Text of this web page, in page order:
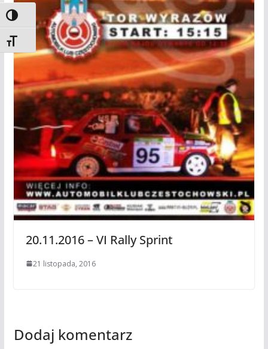
Toggle High Contrast
Toggle Font size
20.11.2016 – VI Rally Sprint
21 listopada, 2016
Dodaj komentarz